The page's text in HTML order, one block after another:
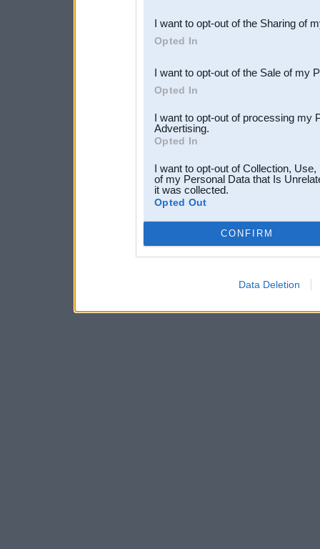
Downstream Participants
third parties.
I want to opt-out of the Sharing of
Opted In
I want to opt-out of the Sale of my
Opted In
I want to opt-out of processing my
Advertising.
Opted In
I want to opt-out of Collection,
of my Personal Data that Is
it was collected.
Opted Out
CONFIRM
Data Deletion